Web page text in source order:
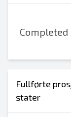
Fullførte
stater